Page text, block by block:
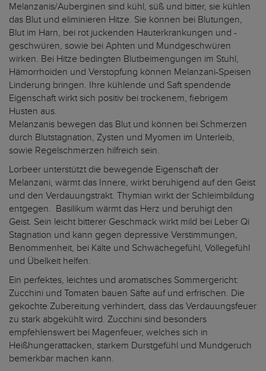
Melanzanis/Auberginen sind kühl, süß und bitter, sie kühlen
das Blut und eliminieren Hitze. Sie können bei Blutungen,
Blut im Harn, bei rot juckenden Hauterkrankungen und -
geschwüren, sowie bei Aphten und Mundgeschwüren
wirken. Bei Hitze bedingten Blutbeimengungen im Stuhl,
Hämorrhoiden und Verstopfung können Melanzani-Speisen
Linderung bringen. Ihre kühlende und Saft spendende
Eigenschaft wirkt sich positiv bei trockenem, fiebrigem
Husten aus.
Melanzanis bewegen das Blut und können bei Schmerzen
durch Blutstagnation, Zysten und Myomen im Unterleib,
sowie Regelschmerzen hilfreich sein.
Lorbeer unterstützt die bewegende Eigenschaft der
Melanzani, wärmt das Innere, wirkt beruhigend auf den Geist
und den Verdauungstrakt. Thymian wirkt der Schleimbildung
entgegen. Basilikum wärmt das Herz und beruhigt den
Geist. Sein leicht bitterer Geschmack wirkt mild bei Leber Qi
Stagnation und kann gegen depressive Verstimmungen,
Benommenheit, bei Kälte und Schwächegefühl, Völlegefühl
und Übelkeit helfen.
Ein perfektes, leichtes und aromatisches Sommergericht:
Zucchini und Tomaten bauen Säfte auf und erfrischen. Die
gekochte Zubereitung verhindert, dass das Verdauungsfeuer
zu stark abgekühlt wird. Zucchini sind besonders
empfehlenswert bei Magenfeuer, welches sich in
Heißhungerattacken, starkem Durstgefühl und Mundgeruch
bemerkbar machen kann.